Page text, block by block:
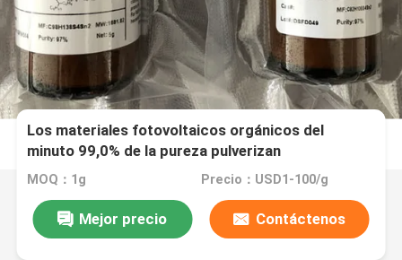
Los materiales fotovoltaicos orgánicos del
minuto 99,0% de la pureza pulverizan
C78H106S2Sn2
MOQ：1g Precio：USD1-100/g
Mejor precio Contáctenos